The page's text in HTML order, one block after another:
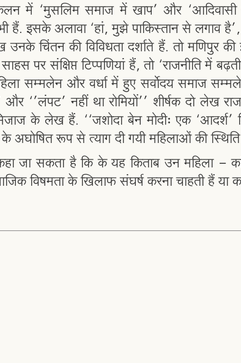
में ‘मुसलिम समाज में खाप’ और
हैं. इसके अलावा ‘हां, मुझे पाकिस्तान से लगाव है’,
चिंतन की विविधता दर्शाते हैं. तो मणिपुर की
पर संक्षिप्त टिप्पणियां हैं, तो ‘राजनीति में
महिला सम्मलेन और वर्धा में हुए सर्वोदय समाज
‘’लंपट’ नहीं था रोमियों’’ शीर्षक दो लेख
के लेख हैं. ‘‘जशोदा बेन मोदीः एक ‘आदर्श’
के अघोषित रूप से त्याग दी गयी महिलाओं की
जा सकता है कि के यह किताब उन महिला -
विषमता के खिलाफ संघर्ष करना चाहती हैं या